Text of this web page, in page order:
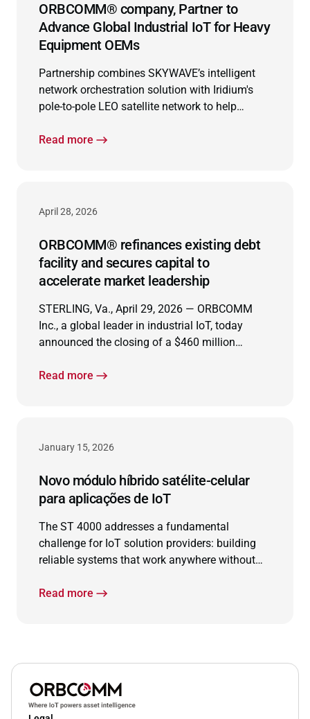
ORBCOMM® company, Partner to
Advance Global Industrial IoT for Heavy
Equipment OEMs
Partnership combines SKYWAVE’s intelligent
network orchestration solution with Iridium's
pole-to-pole LEO satellite network to help
connected operations and extend connectivity
Read more
April 28, 2026
ORBCOMM® refinances existing debt
facility and secures capital to
accelerate market leadership
STERLING, Va., April 29, 2026 — ORBCOMM
Inc., a global leader in industrial IoT, today
announced the closing of a $460 million
Credit’s Private Credit Group and Morgan
Read more
January 15, 2026
Novo módulo híbrido satélite-celular
para aplicações de IoT
The ST 4000 addresses a fundamental
challenge for IoT solution providers: building
reliable systems that work anywhere without
connectivity technologies.
Read more